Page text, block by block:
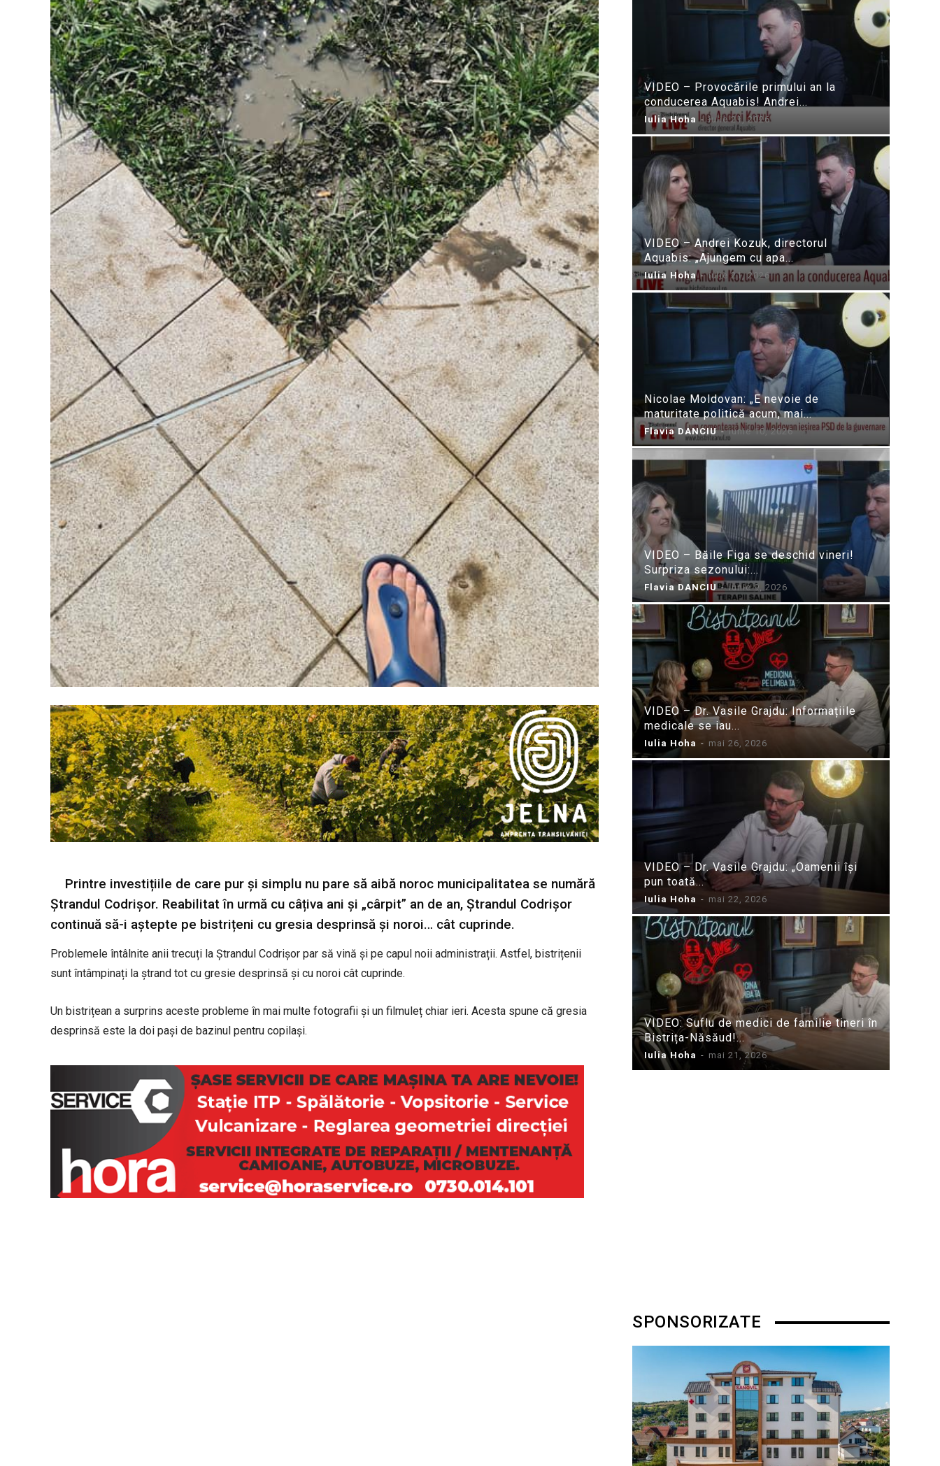
Printre investițiile de care pur și simplu nu pare să aibă noroc municipalitatea se numără
Ștrandul Codrișor. Reabilitat în urmă cu câțiva ani și „cârpit” an de an, Ștrandul Codrișor
continuă să-i aștepte pe bistrițeni cu gresia desprinsă și noroi… cât cuprinde.
Problemele întâlnite anii trecuți la Ștrandul Codrișor par să vină și pe capul noii administrații. Astfel, bistrițenii
sunt întâmpinați la ștrand tot cu gresie desprinsă și cu noroi cât cuprinde.
Un bistrițean a surprins aceste probleme în mai multe fotografii și un filmuleț chiar ieri. Acesta spune că gresia
desprinsă este la doi pași de bazinul pentru copilași.
VIDEO – Provocările primului an la
conducerea Aquabis! Andrei...
Iulia Hoha - iulie 21, 2026
VIDEO – Andrei Kozuk, directorul
Aquabis: „Ajungem cu apa...
Iulia Hoha - iulie 21, 2026
Nicolae Moldovan: „E nevoie de
maturitate politică acum, mai...
Flavia DANCIU - iunie 10, 2026
VIDEO – Băile Figa se deschid vineri!
Surpriza sezonului:...
Flavia DANCIU - iunie 9, 2026
VIDEO – Dr. Vasile Grajdu: Informațiile
medicale se iau...
Iulia Hoha - mai 26, 2026
VIDEO – Dr. Vasile Grajdu: „Oamenii își
pun toată...
Iulia Hoha - mai 22, 2026
VIDEO: Suflu de medici de familie tineri în
Bistrița-Năsăud!...
Iulia Hoha - mai 21, 2026
SPONSORIZATE